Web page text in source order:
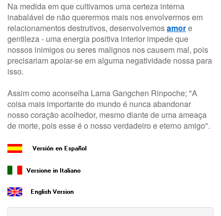
Na medida em que cultivamos uma certeza interna
inabalável de não querermos mais nos envolvermos em
relacionamentos destrutivos, desenvolvemosamore
gentileza - uma energia positiva interior impede que
nossos inimigos ou seres malignos nos causem mal, pois
precisariam apoiar-se em alguma negatividade nossa para
isso.
Assim como aconselha Lama Gangchen Rinpoche; "A
coisa mais importante do mundo é nunca abandonar
nosso coração acolhedor, mesmo diante de uma ameaça
de morte, pois esse é o nosso verdadeiro e eterno amigo".